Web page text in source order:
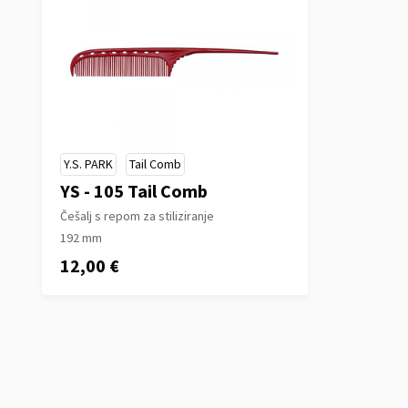
Y.S. PARK Tail Comb
YS - 105 Tail Comb
Češalj s repom za stiliziranje
192 mm
12,00 €